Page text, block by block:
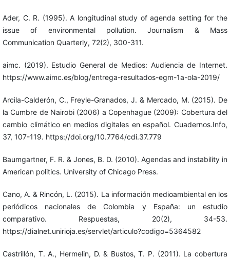
Ader, C. R. (1995). A longitudinal study of agenda setting for the
issue of environmental pollution. Journalism & Mass
Communication Quarterly, 72(2), 300-311.
aimc. (2019). Estudio General de Medios: Audiencia de Internet.
https://www.aimc.es/blog/entrega-resultados-egm-1a-ola-2019/
Arcila-Calderón, C., Freyle-Granados, J. & Mercado, M. (2015). De
la Cumbre de Nairobi (2006) a Copenhague (2009): Cobertura del
cambio climático en medios digitales en español. Cuadernos.Info,
37, 107-119. https://doi.org/10.7764/cdi.37.779
Baumgartner, F. R. & Jones, B. D. (2010). Agendas and instability in
American politics. University of Chicago Press.
Cano, A. & Rincón, L. (2015). La información medioambiental en los
periódicos nacionales de Colombia y España: un estudio
comparativo. Respuestas, 20(2), 34-53.
https://dialnet.unirioja.es/servlet/articulo?codigo=5364582
Castrillón, T. A., Hermelin, D. & Bustos, T. P. (2011). La cobertura